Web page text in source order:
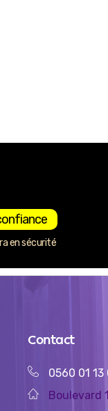
en sécurité
Contact
0560 01 13
Boulevard